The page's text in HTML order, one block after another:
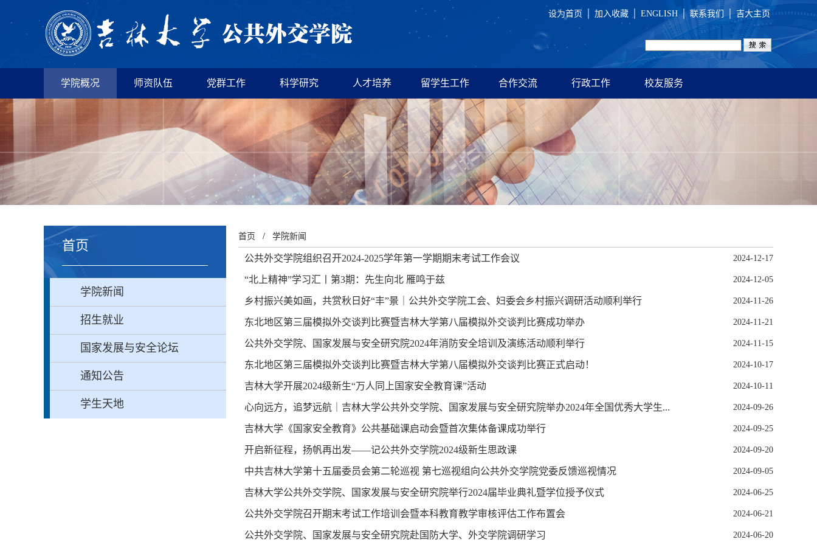
设为首页 加入收藏 ENGLISH │ 联系我们 │ 吉大主页
学院概况 师资队伍 党群工作 科学研究 人才培养 留学生工作 合作交流 行政工作 校友服务
首页
学院新闻
招生就业
国家发展与安全论坛
通知公告
学生天地
首页 / 学院新闻
公共外交学院组织召开2024-2025学年第一学期期末考试工作会议 2024-12-17
“北上精神”学习汇丨第3期：先生向北 雁鸣于兹 2024-12-05
乡村振兴美如画，共赏秋日好“丰”景｜公共外交学院工会、妇委会乡村振兴调研活动顺利举行 2024-11-26
东北地区第三届模拟外交谈判比赛暨吉林大学第八届模拟外交谈判比赛成功举办 2024-11-21
公共外交学院、国家发展与安全研究院2024年消防安全培训及演练活动顺利举行 2024-11-15
东北地区第三届模拟外交谈判比赛暨吉林大学第八届模拟外交谈判比赛正式启动！ 2024-10-17
吉林大学开展2024级新生“万人同上国家安全教育课”活动 2024-10-11
心向远方，追梦远航｜吉林大学公共外交学院、国家发展与安全研究院举办2024年全国优秀大学生... 2024-09-26
吉林大学《国家安全教育》公共基础课启动会暨首次集体备课成功举行 2024-09-25
开启新征程，扬帆再出发——记公共外交学院2024级新生思政课 2024-09-20
中共吉林大学第十五届委员会第二轮巡视 第七巡视组向公共外交学院党委反馈巡视情况 2024-09-05
吉林大学公共外交学院、国家发展与安全研究院举行2024届毕业典礼暨学位授予仪式 2024-06-25
公共外交学院召开期末考试工作培训会暨本科教育教学审核评估工作布置会 2024-06-21
公共外交学院、国家发展与安全研究院赴国防大学、外交学院调研学习 2024-06-20